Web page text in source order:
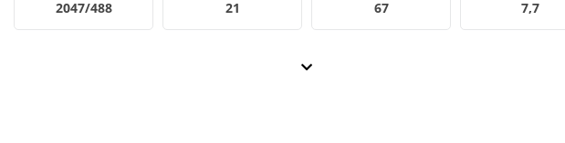
2047/488 21 67 7,7